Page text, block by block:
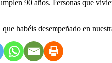
90 años. Personas que
habéis desempeñado en